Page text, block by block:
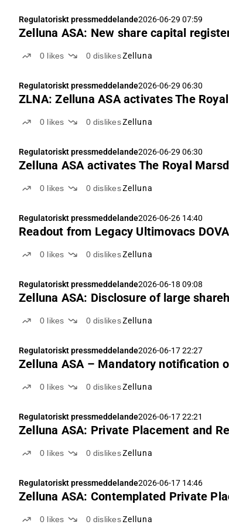
Regulatoriskt pressmeddelande2026-06-29 07:59
Zelluna ASA: New share capital
0 likes 0 dislikesZelluna
Regulatoriskt pressmeddelande2026-06-29 06:30
ZLNA: Zelluna ASA activates The
0 likes 0 dislikesZelluna
Regulatoriskt pressmeddelande2026-06-29 06:30
Zelluna ASA activates The Royal
0 likes 0 dislikesZelluna
Regulatoriskt pressmeddelande2026-06-26 14:40
Readout from Legacy Ultimovacs
0 likes 0 dislikesZelluna
Regulatoriskt pressmeddelande2026-06-18 09:08
Zelluna ASA: Disclosure of large
0 likes 0 dislikesZelluna
Regulatoriskt pressmeddelande2026-06-17 22:27
Zelluna ASA – Mandatory notification
0 likes 0 dislikesZelluna
Regulatoriskt pressmeddelande2026-06-17 22:21
Zelluna ASA: Private Placement and
0 likes 0 dislikesZelluna
Regulatoriskt pressmeddelande2026-06-17 14:46
Zelluna ASA: Contemplated Private
0 likes 0 dislikesZelluna